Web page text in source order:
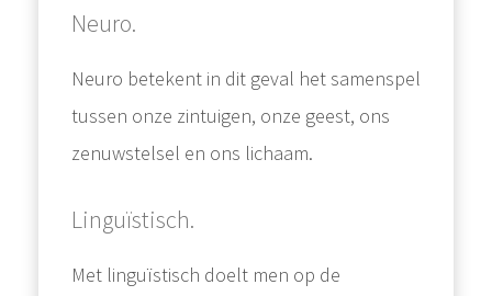
Neuro.
Neuro betekent in dit geval het samenspel
tussen onze zintuigen, onze geest, ons
zenuwstelsel en ons lichaam.
Linguïstisch.
Met linguïstisch doelt men op de